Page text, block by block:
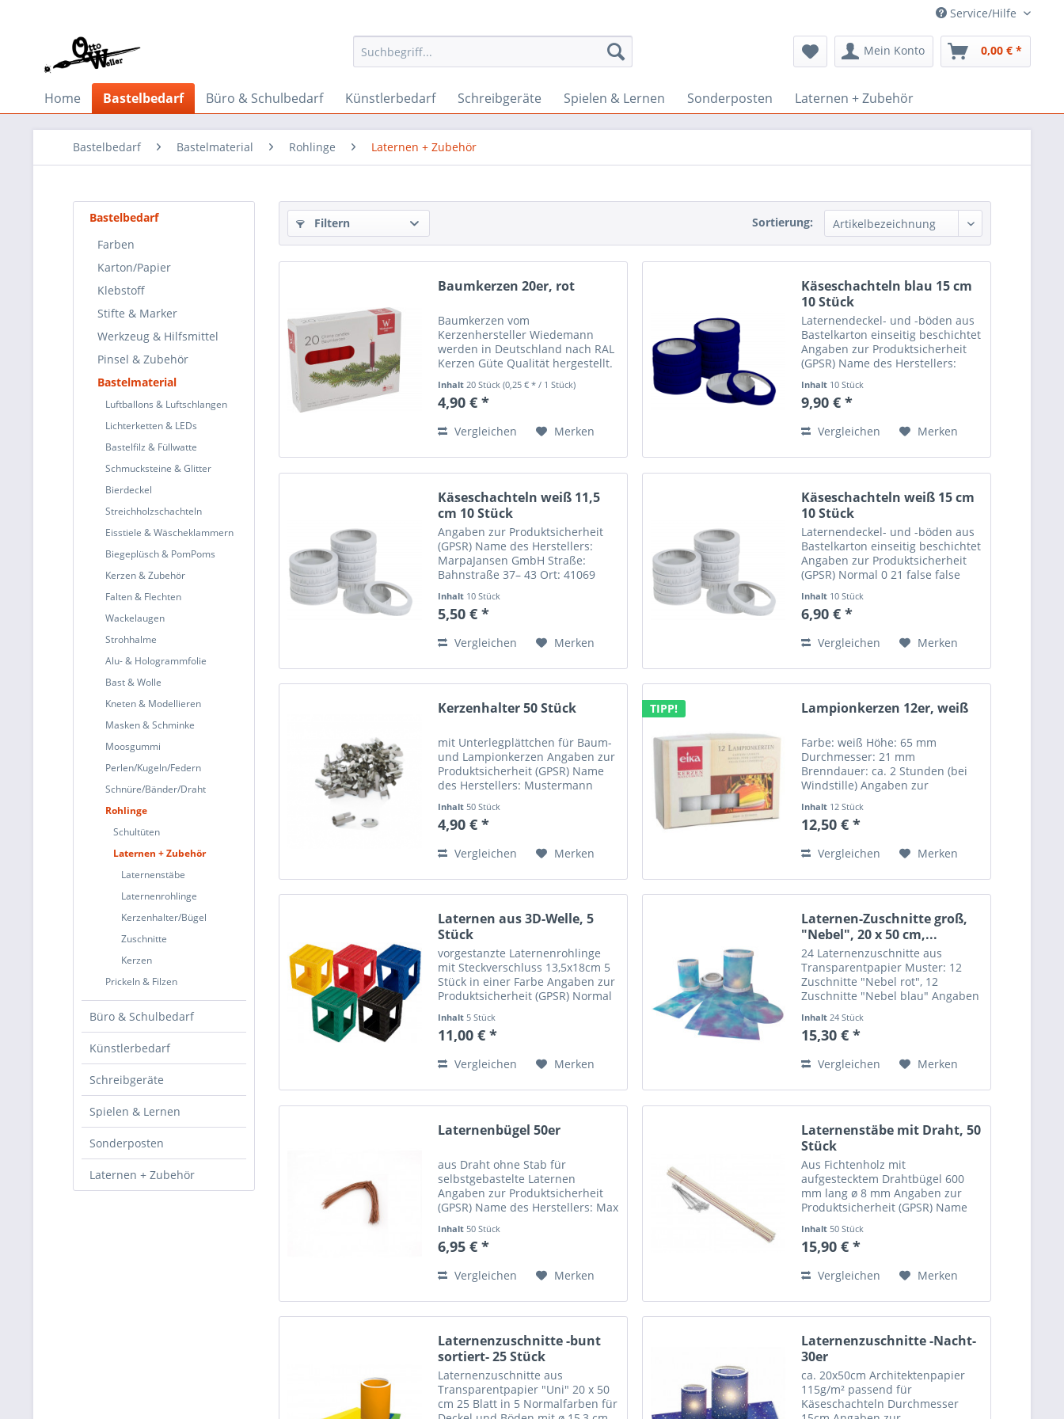
Service/Hilfe
Mein Konto 0,00 € *
Home Bastelbedarf Büro & Schulbedarf Künstlerbedarf Schreibgeräte Spielen & Lernen Sonderposten Laternen + Zubehör
Bastelbedarf Bastelmaterial Rohlinge Laternen + Zubehör
Bastelbedarf
Farben
Karton/Papier
Klebstoff
Stifte & Marker
Werkzeug & Hilfsmittel
Pinsel & Zubehör
Bastelmaterial
Luftballons & Luftschlangen
Lichterketten & LEDs
Bastelfilz & Füllwatte
Schmucksteine & Glitter
Bierdeckel
Streichholzschachteln
Eisstiele & Wäscheklammern
Biegeplüsch & PomPoms
Kerzen & Zubehör
Falten & Flechten
Wackelaugen
Strohhalme
Alu- & Hologrammfolie
Bast & Wolle
Kneten & Modellieren
Masken & Schminke
Moosgummi
Perlen/Kugeln/Federn
Schnüre/Bänder/Draht
Rohlinge
Schultüten
Laternen + Zubehör
Laternenstäbe
Laternenrohlinge
Kerzenhalter/Bügel
Zuschnitte
Kerzen
Prickeln & Filzen
Büro & Schulbedarf
Künstlerbedarf
Schreibgeräte
Spielen & Lernen
Sonderposten
Laternen + Zubehör
Filtern Sortierung:
Baumkerzen 20er, rot
Baumkerzen vom
Kerzenhersteller Wiedemann
werden in Deutschland nach RAL
Kerzen Güte Qualität hergestellt.
Größe (Höhe x Durchmesser): 96 x
13 mm Farbe: Rot Inhalt je
Angaben...
Inhalt20 Stück(0,25 € * / 1 Stück)
4,90 € *
Vergleichen Merken
Käseschachteln blau 15 cm
10 Stück
Laternendeckel- und -böden aus
Bastelkarton einseitig beschichtet
Angaben zur Produktsicherheit
(GPSR) Name des Herstellers:
Bahnstraße 37– 43 Ort: 41069
Mönchengladbach
0...
Inhalt 10 Stück
9,90 € *
Vergleichen Merken
Käseschachteln weiß 11,5
cm 10 Stück
Angaben zur Produktsicherheit
(GPSR) Name des Herstellers:
MarpaJansen GmbH Straße:
Bahnstraße 37– 43 Ort: 41069
Telefonnummer: + 49 2161/3059 -
0 Email-Adresse:
Inhalt 10 Stück
5,50 € *
Vergleichen Merken
Käseschachteln weiß 15 cm
10 Stück
Laternendeckel- und -böden aus
Bastelkarton einseitig beschichtet
Angaben zur Produktsicherheit
(GPSR) Normal 0 21 false false
des Herstellers: MarpaJansen
GmbH Straße: Bahnstraße 37– 43
Inhalt 10 Stück
6,90 € *
Vergleichen Merken
Kerzenhalter 50 Stück
mit Unterlegplättchen für Baum-
und Lampionkerzen Angaben zur
Produktsicherheit (GPSR) Name
des Herstellers: Mustermann
Ort: Musterstadt Telefonnummer:
+49 123 456789 Email-Adresse:
Inhalt50 Stück
4,90 € *
Vergleichen Merken
TIPP! Lampionkerzen 12er, weiß
Farbe: weiß Höhe: 65 mm
Durchmesser: 21 mm
Brenndauer: ca. 2 Stunden (bei
Windstille) Angaben zur
des Herstellers: Mustermann
GmbH Straße: Musterstraße 12
+49 123 456789...
Inhalt 12 Stück
12,50 € *
Vergleichen Merken
Laternen aus 3D-Welle, 5
Stück
vorgestanzte Laternenrohlinge
mit Steckverschluss 13,5x18cm 5
Stück in einer Farbe Angaben zur
Produktsicherheit (GPSR) Normal
X-NONE Name des Herstellers:
Buntpapierfabrik Ludwig Bähr -
Inhalt5 Stück
11,00 € *
Vergleichen Merken
Laternen-Zuschnitte groß,
"Nebel", 20 x 50 cm,...
24 Laternenzuschnitte aus
Transparentpapier Muster: 12
Zuschnitte "Nebel rot", 12
Zuschnitte "Nebel blau" Angaben
Normal 0 21 false false false DE
X-NONE X-NONE Name des
Straße:...
Inhalt24 Stück
15,30 € *
Vergleichen Merken
Laternenbügel 50er
aus Draht ohne Stab für
selbstgebastelte Laternen
Angaben zur Produktsicherheit
(GPSR) Name des Herstellers: Max
Höllfritsch-Str. 37 Ort: 90530
Wendelstein Telefonnummer: +49
Inhalt 50 Stück
6,95 € *
Vergleichen Merken
Laternenstäbe mit Draht, 50
Stück
Aus Fichtenholz mit
aufgestecktem Drahtbügel 600
mm lang ø 8 mm Angaben zur
Produktsicherheit (GPSR) Name
GmbH Straße: Musterstraße 12
Ort: Musterstadt Telefonnummer:
Inhalt 50 Stück
15,90 € *
Vergleichen Merken
Laternenzuschnitte -bunt
sortiert- 25 Stück
Laternenzuschnitte aus
Transparentpapier "Uni" 20 x 50
cm 25 Blatt in 5 Normalfarben für
Laternenzuschnitte -Nacht-
30er
ca. 20x50cm Architektenpapier
115g/m² passend für
Käseschachteln Durchmesser